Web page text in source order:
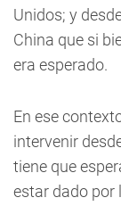
Unidos; y
China que si
era esperado.
En ese
intervenir
tiene que
estar dado por